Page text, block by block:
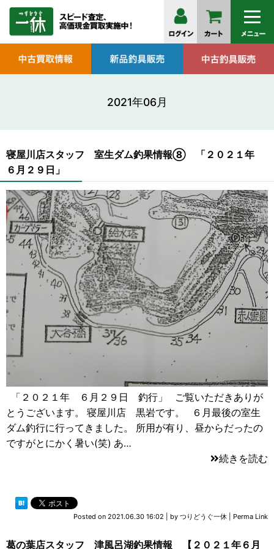
2021年06月
寝屋川店スタッフ 室生ダム釣果情報⑧ 「２０２１年
６月２９日」
「２０２１年 ６月２９日 釣行」 ご覧いただきありが
とうございます。 寝屋川店 黒岩です。 ６月最後の室生
ダム釣行に行ってきました。 所用が有り、昼からだったの
ですがとにかく暑い(笑) あ…
続きを読む
Posted on 2021.06.30 16:02 by つりどうぐ一休 Perma Link
葛の葉店スタッフ 津風呂湖釣果情報 【２０２１年６月